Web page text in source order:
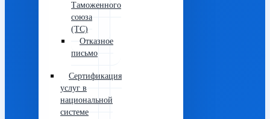
Таможенного
союза
(ТС)
Отказное
письмо
Сертификация
услуг в
национальной
системе